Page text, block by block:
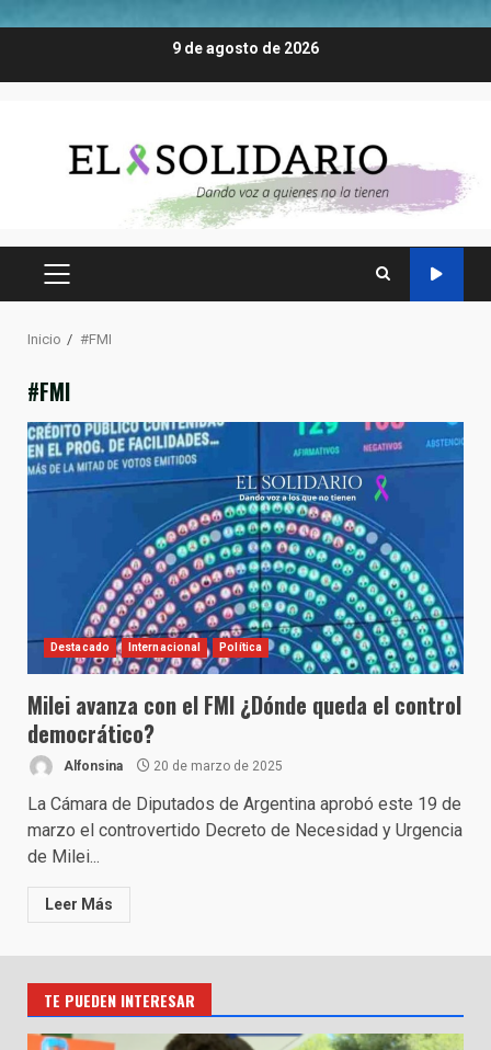
9 de agosto de 2026
MENÚ
Inicio #FMI
#FMI
Destacado Internacional Política
Milei avanza con el FMI ¿Dónde queda el control
democrático?
Alfonsina 20 de marzo de 2025
La Cámara de Diputados de Argentina aprobó este 19 de
marzo el controvertido Decreto de Necesidad y Urgencia
de Milei...
Leer Más
TE PUEDEN INTERESAR